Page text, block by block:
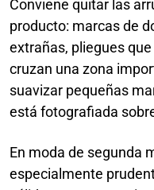
Conviene quitar las
producto: marcas de
extrañas, pliegues
cruzan una zona
suavizar pequeñas
está fotografiada
En moda de segunda
especialmente